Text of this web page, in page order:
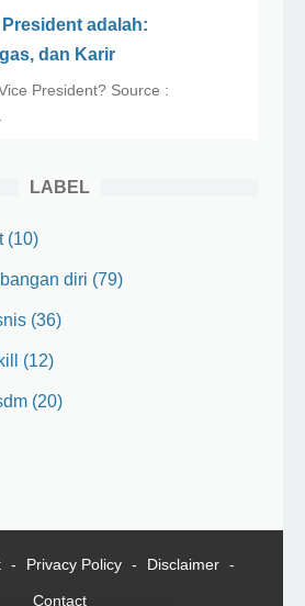
adalah:
dan Karir
President? Source :
LABEL
(10)
diri (79)
(36)
(12)
(20)
Privacy Policy Disclaimer
Contact